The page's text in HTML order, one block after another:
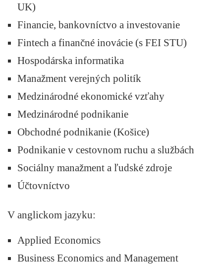
UK)
Financie, bankovníctvo a investovanie
Fintech a finančné inovácie (s FEI STU)
Hospodárska informatika
Manažment verejných politík
Medzinárodné ekonomické vzťahy
Medzinárodné podnikanie
Obchodné podnikanie (Košice)
Podnikanie v cestovnom ruchu a službách
Sociálny manažment a ľudské zdroje
Účtovníctvo
V anglickom jazyku:
Applied Economics
Business Economics and Management